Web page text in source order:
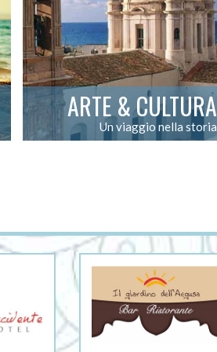
ARTE & CULTURA
Un viaggio nella storia